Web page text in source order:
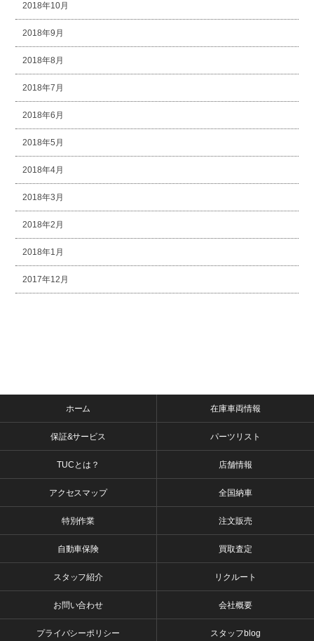
2018年10月
2018年9月
2018年8月
2018年7月
2018年6月
2018年5月
2018年4月
2018年3月
2018年2月
2018年1月
2017年12月
ホーム 在庫車両情報
保証&サービス パーツリスト
TUCとは？ 店舗情報
アクセスマップ 全国納車
特別作業 注文販売
自動車保険 買取査定
スタッフ紹介 リクルート
お問い合わせ 会社概要
プライバシーポリシー スタッフblog